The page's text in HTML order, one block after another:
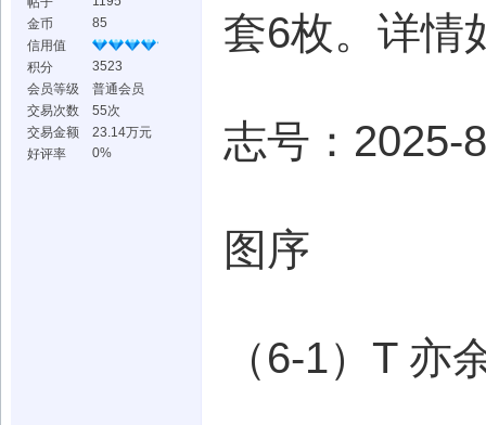
金币
85
信用值
积分
3523
会员等级
普通会员
交易次数
55次
交易金额
23.14万元
好评率
0%
套6枚。详情
志号：2025-8
图序
（6-1）T 亦